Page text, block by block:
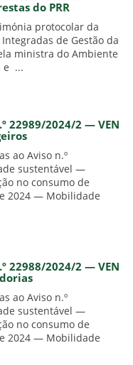
do PRR
protocolar da
de Gestão da
ministra do Ambiente
e ...
22989/2024/2 — VEN
ao Aviso n.º
sustentável —
no consumo de
2024 — Mobilidade
22988/2024/2 — VEN
ao Aviso n.º
sustentável —
no consumo de
2024 — Mobilidade